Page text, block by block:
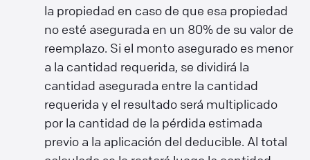
la propiedad en caso de que esa propiedad
no esté asegurada en un 80% de su valor de
reemplazo. Si el monto asegurado es menor
a la cantidad requerida, se dividirá la
cantidad asegurada entre la cantidad
requerida y el resultado será multiplicado
por la cantidad de la pérdida estimada
previo a la aplicación del deducible. Al total